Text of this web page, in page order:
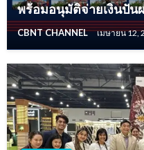
พร้อมอนุมัติจ่ายเงินปัน
CBNT CHANNEL เมษายน 12,